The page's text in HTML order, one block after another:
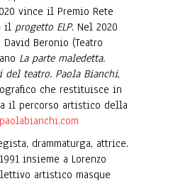
vince il Premio Rete
il progetto ELP. Nel 2020
Beronio (Teatro
La parte maledetta.
teatro. Paola Bianchi,
che restituisce in
il percorso artistico della
drammaturga, attrice.
insieme a Lorenzo
artistico masque